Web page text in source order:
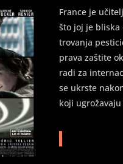
France je
što joj je
trovanja
prava zaštite
radi za
se ukrste
koji